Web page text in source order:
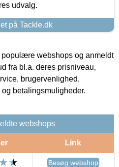
udvalg.
på Tackle.dk
webshops og anmeldt
fra bl.a. deres prisniveau,
brugervenlighed,
betalingsmuligheder.
webshops
Link
Besøg webshop